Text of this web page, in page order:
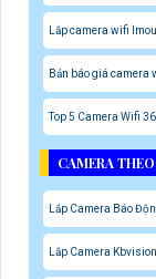
Lắp camera wifi
Bản báo giá camera
Top 5 Camera Wifi
CAMERA
Lắp Camera Báo
Lắp Camera